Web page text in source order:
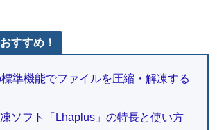
すすめ！
準機能でファイルを圧縮・解凍する
ソフト「Lhaplus」の特長と使い方